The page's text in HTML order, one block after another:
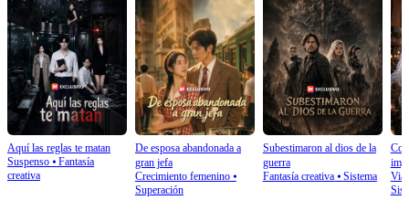
Aquí las reglas te matan
Suspenso ⦁ Fantasía
creativa
De esposa abandonada a
gran jefa
Crecimiento femenino⦁
Superación
Subestimaron al dios de la
guerra
Fantasía creativa⦁ Sistema